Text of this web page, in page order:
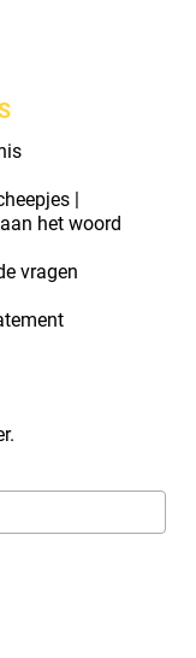
|
het woord
vragen